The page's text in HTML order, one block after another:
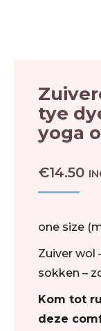
tye
yoga
€14.50
one size
Zuiver wol
sokken –
Kom tot
deze